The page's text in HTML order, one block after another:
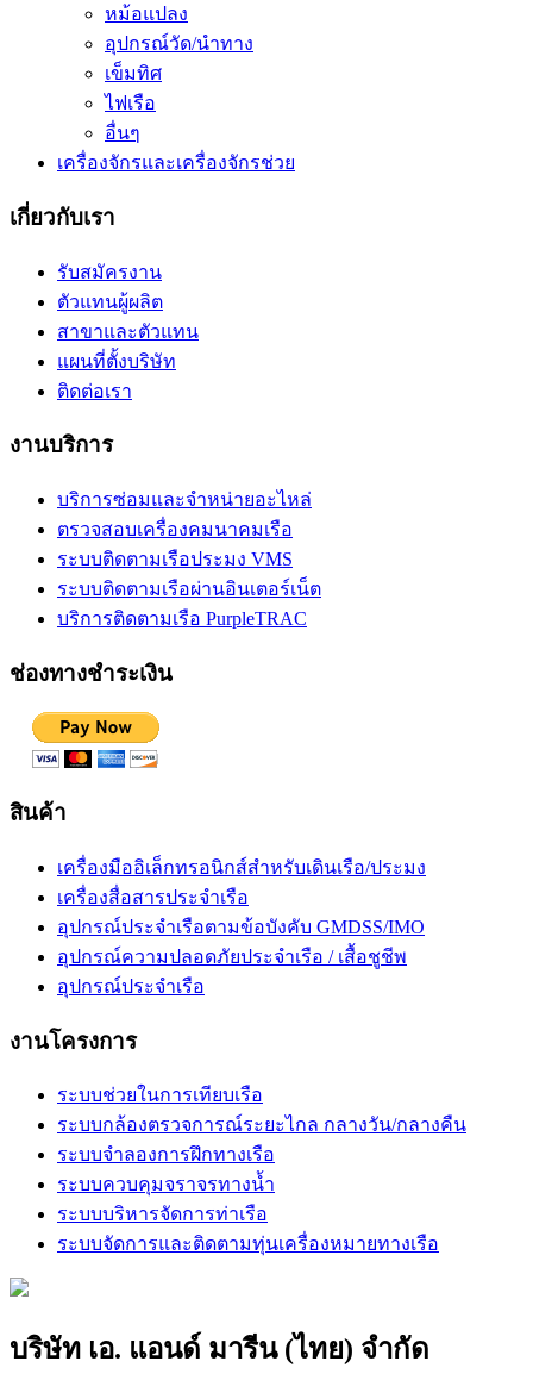
หม้อแปลง
อุปกรณ์วัด/นำทาง
เข็มทิศ
ไฟเรือ
อื่นๆ
เครื่องจักรและเครื่องจักรช่วย
เกี่ยวกับเรา
รับสมัครงาน
ตัวแทนผู้ผลิต
สาขาและตัวแทน
แผนที่ตั้งบริษัท
ติดต่อเรา
งานบริการ
บริการซ่อมและจำหน่ายอะไหล่
ตรวจสอบเครื่องคมนาคมเรือ
ระบบติดตามเรือประมง VMS
ระบบติดตามเรือผ่านอินเตอร์เน็ต
บริการติดตามเรือ PurpleTRAC
ช่องทางชำระเงิน
สินค้า
เครื่องมืออิเล็กทรอนิกส์สำหรับเดินเรือ/ประมง
เครื่องสื่อสารประจำเรือ
อุปกรณ์ประจำเรือตามข้อบังคับ GMDSS/IMO
อุปกรณ์ความปลอดภัยประจำเรือ / เสื้อชูชีพ
อุปกรณ์ประจำเรือ
งานโครงการ
ระบบช่วยในการเทียบเรือ
ระบบกล้องตรวจการณ์ระยะไกล กลางวัน/กลางคืน
ระบบจำลองการฝึกทางเรือ
ระบบควบคุมจราจรทางน้ำ
ระบบบริหารจัดการท่าเรือ
ระบบจัดการและติดตามทุ่นเครื่องหมายทางเรือ
บริษัท เอ. แอนด์ มารีน (ไทย) จำกัด